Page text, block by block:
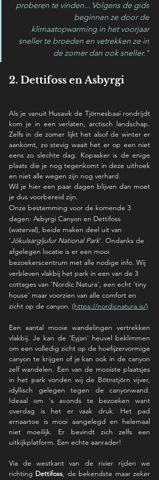
proberen te vinden... Volgens de gids
beginnen ze door de
klimaatopwarming in het voorjaar
sneller te broeden en vetrekken ze in
de zomer dan ook sneller."
2. Dettifoss en Asbyrgi
Als je vanuit Husavik de Tjörnesbaai rondrijdt
kom je in een verlaten, arctisch landschap.
Zelfs in de zomer lijkt het alsof de winter er
aankomt, zo stevig waait het er op een niet
eens zo slechte dag. Kopasker is de enige
plaats die je nog tegenkomt in deze uithoek
en niet alle wegen zijn nog verhard.
Wil je hier een paar dagen blijven dan moet
je dus voorbereid zijn.
Onze bestemming voor de komende 3
dagen: Asbyrgi Canyon en Dettifoss
(waterval), beide maken deel uit van
'Jökulsargljufur National Park'. Ondanks de
afgelegen locatie is er een mooi
bezoekerscentrum met alle nodige info. Wij
verbleven vlakbij het park in een van de 3
cottages van 'Nordic Natura', een echt 'tiny
house' maar voorzien van alle comfort en
zicht op de canyon. (https://nordicnatura.is/)
Een aantal mooie wandelingen vertrekken
vlakbij. Je kan de 'Eyjan' heuvel beklimmen
om een volledig zicht op de hoefijzervormige
canyon te krijgen of je kan ook in de canyon
zelf wandelen. Een van de mooiste plaatsjes
in het park vonden wij de Bötnstjörn vijver,
idyllisch gelegen tegen de canyonwand.
Ideaal om 's avonds te bezoeken want
overdag is het er vaak druk. Het pad
ernaartoe is mooi aangelegd en helemaal
niet moeilijk. Er bevindt zich zelfs een
uitkijkplatform. Een echte aanrader!
Via de westkant van de rivier rijden we
richting Dettifoss, de bekendste maar zeker